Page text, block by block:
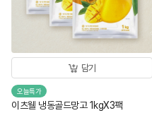
담기
오늘특가
이츠웰 냉동골드망고 1kgX3팩